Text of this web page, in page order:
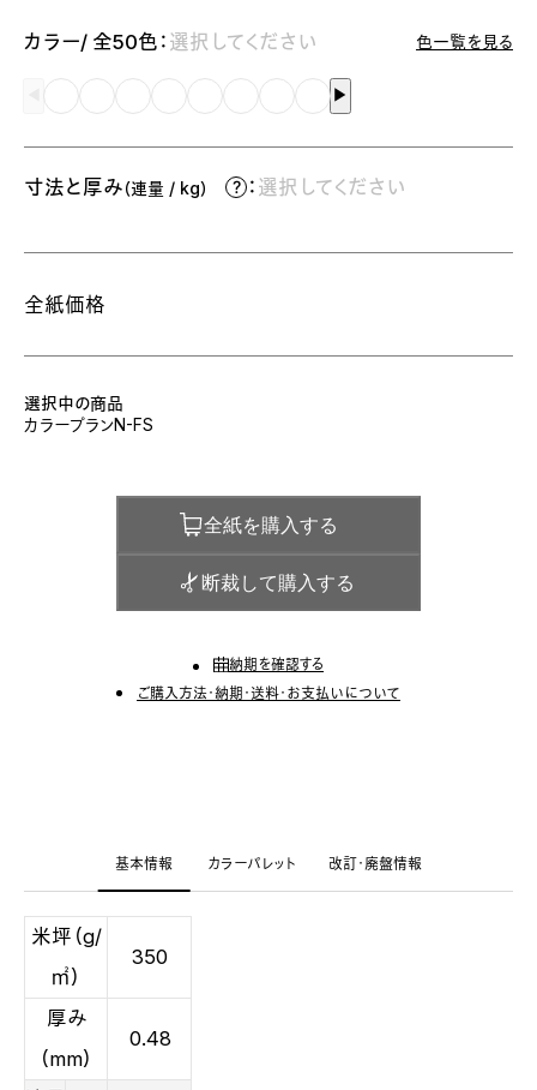
カラー/ 全50色： 選択してください 色一覧を見る
▶︎
寸法と厚み（連量 / kg） ： 選択してください
全紙価格
選択中の商品
カラープランN-FS
全紙を購入する
断裁して購入する
納期を確認する
ご購入方法・納期・送料・お支払いについて
基本情報 カラーパレット 改訂・廃盤情報
米坪（g/
㎡）
350
厚み
（mm）
0.48